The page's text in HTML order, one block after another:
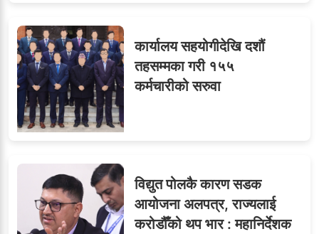
९ओएनएमका नाममा अत्याचार :
सब–इन्जिनियरहरुको गम्भीर
ध्यानाकर्षण
कार्यालय सहयोगीदेखि दशौं
तहसम्मका गरी १५५
कर्मचारीको सरुवा
विद्युत पोलकै कारण सडक
आयोजना अलपत्र, राज्यलाई
करोडौँको थप भार : महानिर्देशक